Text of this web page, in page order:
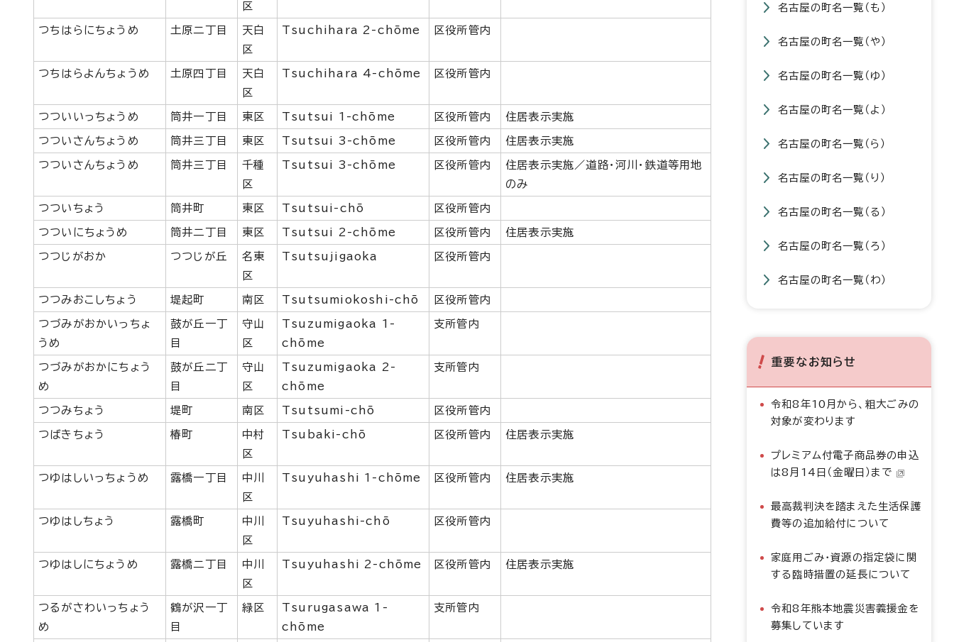
区
つちはらにちょうめ 土原二丁目
天白
区
Tsuchihara 2-chōme 区役所管内
つちはらよんちょうめ 土原四丁目
天白
区
Tsuchihara 4-chōme 区役所管内
つついいっちょうめ 筒井一丁目 東区 Tsutsui 1-chōme 区役所管内 住居表示実施
つついさんちょうめ 筒井三丁目 東区 Tsutsui 3-chōme 区役所管内 住居表示実施
つついさんちょうめ 筒井三丁目
千種
区
Tsutsui 3-chōme 区役所管内
住居表示実施／道路・河川・鉄道等用地
のみ
つついちょう 筒井町 東区 Tsutsui-chō 区役所管内
つついにちょうめ 筒井二丁目 東区 Tsutsui 2-chōme 区役所管内 住居表示実施
つつじがおか つつじが丘
名東
区
Tsutsujigaoka 区役所管内
つつみおこしちょう 堤起町 南区 Tsutsumiokoshi-chō 区役所管内
つづみがおかいっちょ
うめ
鼓が丘一丁
目
守山
区
Tsuzumigaoka 1-
chōme
支所管内
つづみがおかにちょう
め
鼓が丘二丁
目
守山
区
Tsuzumigaoka 2-
chōme
支所管内
つつみちょう 堤町 南区 Tsutsumi-chō 区役所管内
つばきちょう 椿町
中村
区
Tsubaki-chō 区役所管内 住居表示実施
つゆはしいっちょうめ 露橋一丁目
中川
区
Tsuyuhashi 1-chōme 区役所管内 住居表示実施
つゆはしちょう 露橋町
中川
区
Tsuyuhashi-chō 区役所管内
つゆはしにちょうめ 露橋二丁目
中川
区
Tsuyuhashi 2-chōme 区役所管内 住居表示実施
つるがさわいっちょう
め
鶴が沢一丁
目
緑区
Tsurugasawa 1-
chōme
支所管内
名古屋の町名一覧（も）
名古屋の町名一覧（や）
名古屋の町名一覧（ゆ）
名古屋の町名一覧（よ）
名古屋の町名一覧（ら）
名古屋の町名一覧（り）
名古屋の町名一覧（る）
名古屋の町名一覧（ろ）
名古屋の町名一覧（わ）
重要なお知らせ
令和8年10月から、粗大ごみの
対象が変わります
プレミアム付電子商品券の申込
は8月14日（金曜日）まで
最高裁判決を踏まえた生活保護
費等の追加給付について
家庭用ごみ・資源の指定袋に関
する臨時措置の延長について
令和8年熊本地震災害義援金を
募集しています